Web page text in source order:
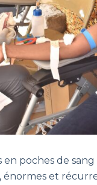
en poches de
énormes et